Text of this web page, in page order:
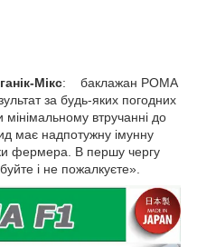
Мікс: баклажан РОМА
за будь-яких погодних
втручанні до
має надпотужну імунну
фермера. В першу чергу
і не пожалкуєте».